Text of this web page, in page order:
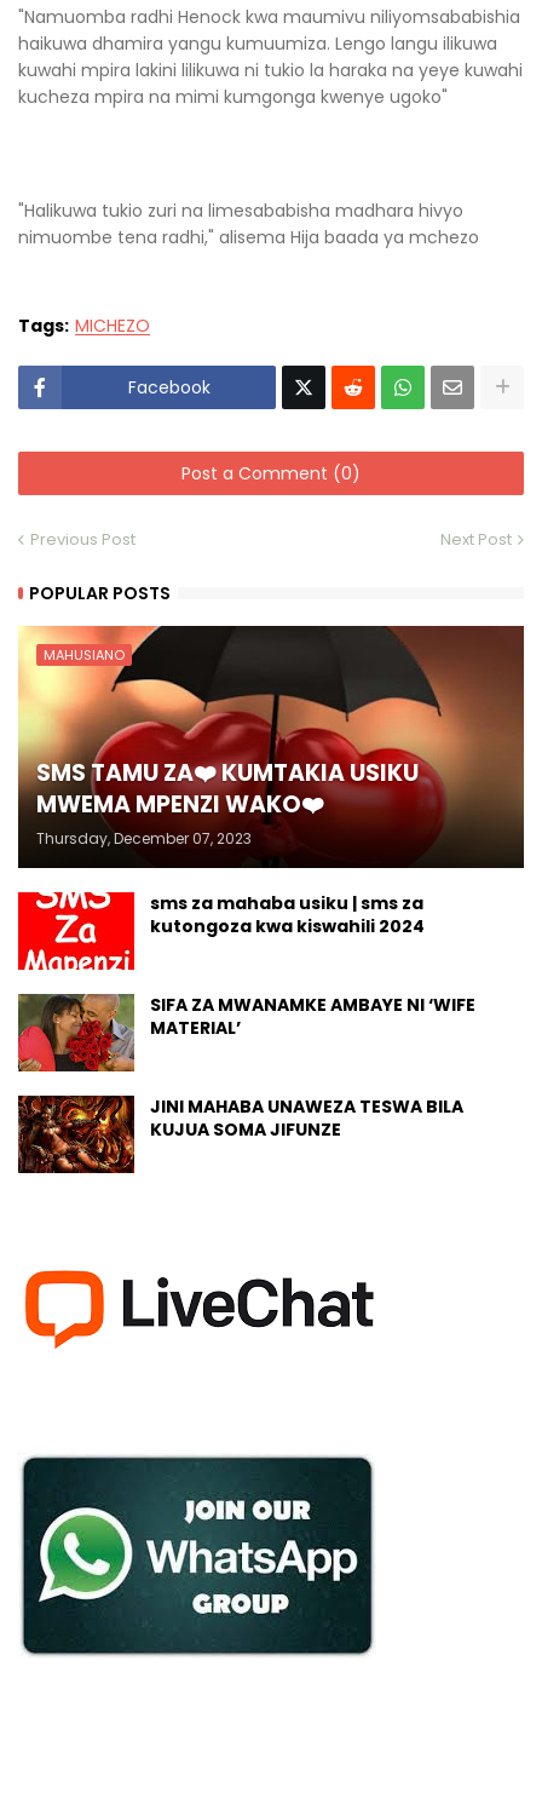
"Namuomba radhi Henock kwa maumivu niliyomsababishia
haikuwa dhamira yangu kumuumiza. Lengo langu ilikuwa
kuwahi mpira lakini lilikuwa ni tukio la haraka na yeye kuwahi
kucheza mpira na mimi kumgonga kwenye ugoko"
"Halikuwa tukio zuri na limesababisha madhara hivyo
nimuombe tena radhi," alisema Hija baada ya mchezo
Tags: MICHEZO
Facebook
Post a Comment (0)
Previous Post Next Post
POPULAR POSTS
MAHUSIANO
SMS TAMU ZA❤️ KUMTAKIA USIKU
MWEMA MPENZI WAKO❤️
Thursday, December 07, 2023
sms za mahaba usiku | sms za
kutongoza kwa kiswahili 2024
SIFA ZA MWANAMKE AMBAYE NI ‘WIFE
MATERIAL’
JINI MAHABA UNAWEZA TESWA BILA
KUJUA SOMA JIFUNZE